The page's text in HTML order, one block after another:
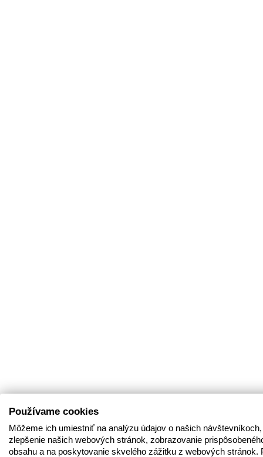
Používame cookies
Môžeme ich umiestniť na analýzu údajov o našich
zlepšenie našich webových stránok, zobrazovanie
obsahu a na poskytovanie skvelého zážitku z webových stránok.